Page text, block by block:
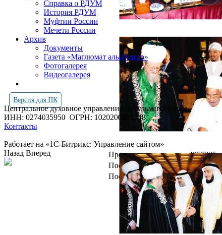
Справка о РДУМ
История РДУМ
Муфтии России
Мечети России
Архив
Документы
Газета «Маглюмат аль-Булгар»
Фотогалерея
Видеогалерея
Версия для ПК
Центральное духовное управление мусульман России
ИНН: 0274035950 ОГРН: 1020200001348
Контакты
Работает на «1С-Битрикс: Управление сайтом»
Просмотров всего:
4257225
Посетителей сегодня:
2332
Посетителей в онлайн:
16
Назад Вперед